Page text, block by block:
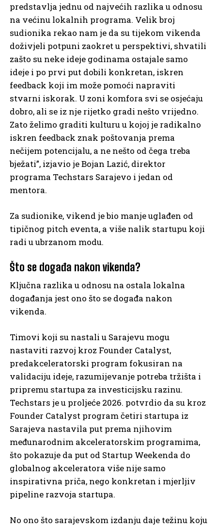
predstavlja jednu od najvećih razlika u odnosu
na većinu lokalnih programa. Velik broj
sudionika rekao nam je da su tijekom vikenda
doživjeli potpuni zaokret u perspektivi, shvatili
zašto su neke ideje godinama ostajale samo
ideje i po prvi put dobili konkretan, iskren
feedback koji im može pomoći napraviti
stvarni iskorak. U zoni komfora svi se osjećaju
dobro, ali se iz nje rijetko gradi nešto vrijedno.
Zato želimo graditi kulturu u kojoj je radikalno
iskren feedback znak poštovanja prema
nečijem potencijalu, a ne nešto od čega treba
bježati”, izjavio je Bojan Lazić, direktor
programa Techstars Sarajevo i jedan od
mentora.
Za sudionike, vikend je bio manje uglađen od
tipičnog pitch eventa, a više nalik startupu koji
radi u ubrzanom modu.
Što se događa nakon vikenda?
Ključna razlika u odnosu na ostala lokalna
događanja jest ono što se događa nakon
vikenda.
Timovi koji su nastali u Sarajevu mogu
nastaviti razvoj kroz Founder Catalyst,
predakceleratorski program fokusiran na
validaciju ideje, razumijevanje potreba tržišta i
pripremu startupa za investicijsku razinu.
Techstars je u proljeće 2026. potvrdio da su kroz
Founder Catalyst program četiri startupa iz
Sarajeva nastavila put prema njihovim
međunarodnim akceleratorskim programima,
što pokazuje da put od Startup Weekenda do
globalnog akceleratora više nije samo
inspirativna priča, nego konkretan i mjerljiv
pipeline razvoja startupa.
No ono što sarajevskom izdanju daje težinu koju